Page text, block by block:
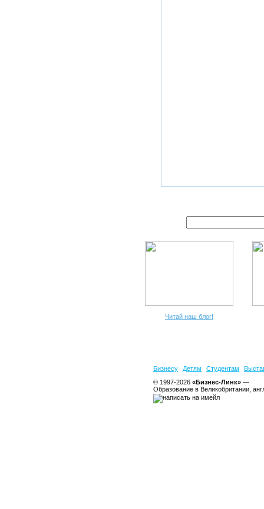
Читай наш блог!
Бизнесу Детям Студентам
© 1997-2026 «Бизнес-Линк» —
Образование в Великобритании,